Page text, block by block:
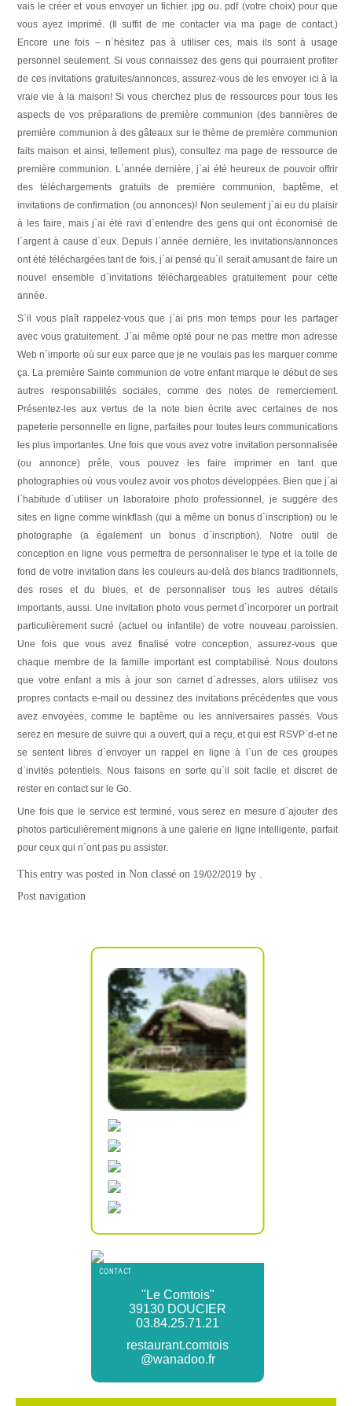
vais le créer et vous envoyer un fichier. jpg ou. pdf (votre choix) pour que
vous ayez imprimé. (Il suffit de me contacter via ma page de contact.)
Encore une fois – n`hésitez pas à utiliser ces, mais ils sont à usage
personnel seulement. Si vous connaissez des gens qui pourraient profiter
de ces invitations gratuites/annonces, assurez-vous de les envoyer ici à la
vraie vie à la maison! Si vous cherchez plus de ressources pour tous les
aspects de vos préparations de première communion (des bannières de
première communion à des gâteaux sur le thème de première communion
faits maison et ainsi, tellement plus), consultez ma page de ressource de
première communion. L`année dernière, j`ai été heureux de pouvoir offrir
des téléchargements gratuits de première communion, baptême, et
invitations de confirmation (ou annonces)! Non seulement j`ai eu du plaisir
à les faire, mais j`ai été ravi d`entendre des gens qui ont économisé de
l`argent à cause d`eux. Depuis l`année dernière, les invitations/annonces
ont été téléchargées tant de fois, j`ai pensé qu`il serait amusant de faire un
nouvel ensemble d`invitations téléchargeables gratuitement pour cette
année.
S`il vous plaît rappelez-vous que j`ai pris mon temps pour les partager
avec vous gratuitement. J`ai même opté pour ne pas mettre mon adresse
Web n`importe où sur eux parce que je ne voulais pas les marquer comme
ça. La première Sainte communion de votre enfant marque le début de ses
autres responsabilités sociales, comme des notes de remerciement.
Présentez-les aux vertus de la note bien écrite avec certaines de nos
papeterie personnelle en ligne, parfaites pour toutes leurs communications
les plus importantes. Une fois que vous avez votre invitation personnalisée
(ou annonce) prête, vous pouvez les faire imprimer en tant que
photographies où vous voulez avoir vos photos développées. Bien que j`ai
l`habitude d`utiliser un laboratoire photo professionnel, je suggère des
sites en ligne comme winkflash (qui a même un bonus d`inscription) ou le
photographe (a également un bonus d`inscription). Notre outil de
conception en ligne vous permettra de personnaliser le type et la toile de
fond de votre invitation dans les couleurs au-delà des blancs traditionnels,
des roses et du blues, et de personnaliser tous les autres détails
importants, aussi. Une invitation photo vous permet d`incorporer un portrait
particulièrement sucré (actuel ou infantile) de votre nouveau paroissien.
Une fois que vous avez finalisé votre conception, assurez-vous que
chaque membre de la famille important est comptabilisé. Nous doutons
que votre enfant a mis à jour son carnet d`adresses, alors utilisez vos
propres contacts e-mail ou dessinez des invitations précédentes que vous
avez envoyées, comme le baptême ou les anniversaires passés. Vous
serez en mesure de suivre qui a ouvert, qui a reçu, et qui est RSVP`d-et ne
se sentent libres d`envoyer un rappel en ligne à l`un de ces groupes
d`invités potentiels. Nous faisons en sorte qu`il soit facile et discret de
rester en contact sur le Go.
Une fois que le service est terminé, vous serez en mesure d`ajouter des
photos particulièrement mignons à une galerie en ligne intelligente, parfait
pour ceux qui n`ont pas pu assister.
This entry was posted in Non classé on 19/02/2019 by .
Post navigation
CONTACT
"Le Comtois"
39130 DOUCIER
03.84.25.71.21
restaurant.comtois
@wanadoo.fr